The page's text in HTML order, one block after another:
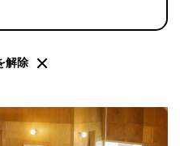
はい
会社概
要
解除